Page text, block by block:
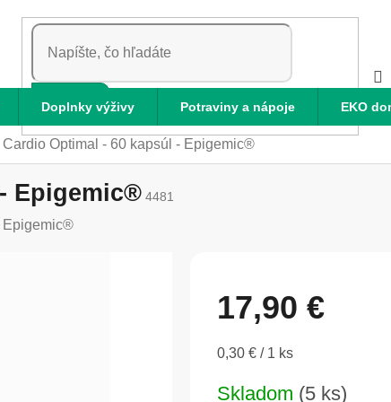
HĽADAŤ
Doplnky výživy Potraviny a nápoje EKO
Cardio Optimal - 60 kapsúl - Epigemic®
Epigemic® 4481
Epigemic®
17,90 €
Jednotková
0,30 € / 1 ks
Skladom (5 ks)